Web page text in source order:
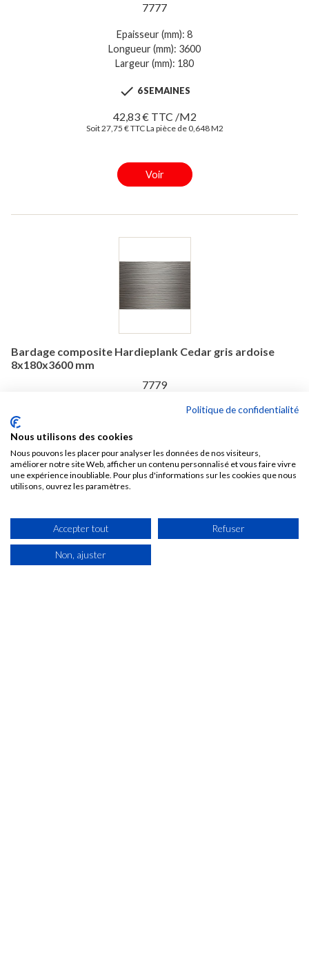
7777
Epaisseur (mm): 8
Longueur (mm): 3600
Largeur (mm): 180
 6 SEMAINES
42,83 € TTC /M2
Soit 27,75 € TTC La pièce de 0,648 M2
Voir
Bardage composite Hardieplank Cedar gris ardoise
8x180x3600 mm
7779
Epaisseur (mm): 8
Largeur (mm): 180
6 SEMAINES
42,83 € TTC /M2
Politique de confidentialité
Nous utilisons des cookies
Nous pouvons les placer pour analyser les données de nos visiteurs,
améliorer notre site Web, afficher un contenu personnalisé et vous faire vivre
une expérience inoubliable. Pour plus d'informations sur les cookies que nous
utilisons, ouvrez les paramètres.
Accepter tout Refuser
Non, ajuster